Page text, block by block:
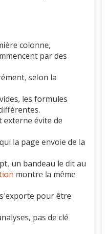
colonne,
par des
selon la
les formules
évite de
la page envoie de la
un bandeau le dit au
montre la même
pour être
pas de clé